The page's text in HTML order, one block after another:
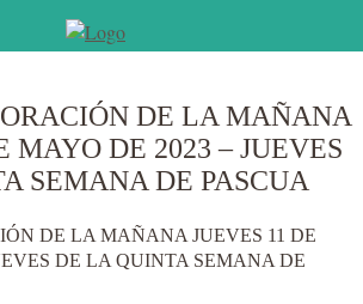
DE LA MAÑANA
MAYO DE 2023 – JUEVES
SEMANA DE PASCUA
DE LA MAÑANA JUEVES 11 DE
DE LA QUINTA SEMANA DE